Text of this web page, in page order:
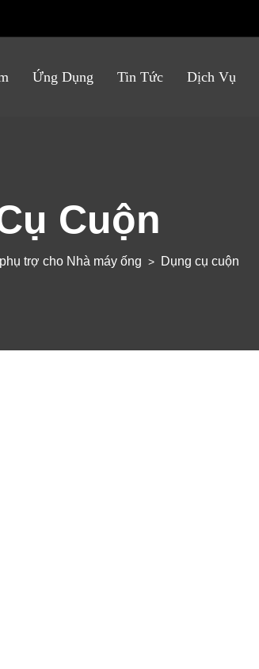
Ứng Dụng Tin Tức Dịch Vụ
Cuộn
trợ cho Nhà máy ống > Dụng cụ cuộn